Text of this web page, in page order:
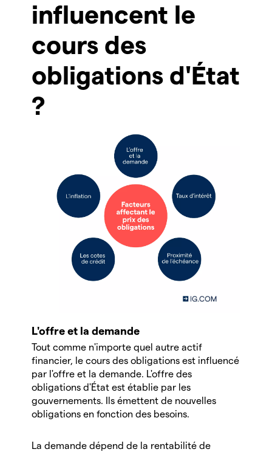
influencent le
cours des
obligations d'État
?
L'offre et la demande
Tout comme n'importe quel autre actif
financier, le cours des obligations est influencé
par l'offre et la demande. L'offre des
obligations d'État est établie par les
gouvernements. Ils émettent de nouvelles
obligations en fonction des besoins.
La demande dépend de la rentabilité de